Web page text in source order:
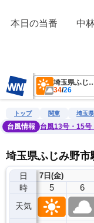
本日の当番　　中
以